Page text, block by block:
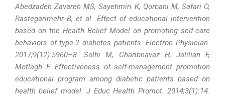
Abedzadeh Zavareh MS, Sayehmiri K, Qorbani M, Safari O,
Rastegarimehr B, et al. Effect of educational intervention
based on the Health Belief Model on promoting self-care
behaviors of type-2 diabetes patients. Electron Physician.
2017;9(12):5960–8. Solhi M, Gharibnavaz H, Jalilian F,
Motlagh F. Effectiveness of self-management promotion
educational program among diabetic patients based on
health belief model. J Educ Health Promot. 2014;3(1):14.